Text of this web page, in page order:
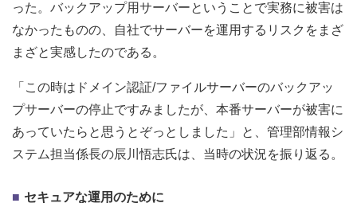
った。バックアップ用サーバーということで実務に被害は
なかったものの、自社でサーバーを運用するリスクをまざ
まざと実感したのである。
「この時はドメイン認証/ファイルサーバーのバックアッ
プサーバーの停止ですみましたが、本番サーバーが被害に
あっていたらと思うとぞっとしました」と、管理部情報シ
ステム担当係長の辰川悟志氏は、当時の状況を振り返る。
セキュアな運用のために